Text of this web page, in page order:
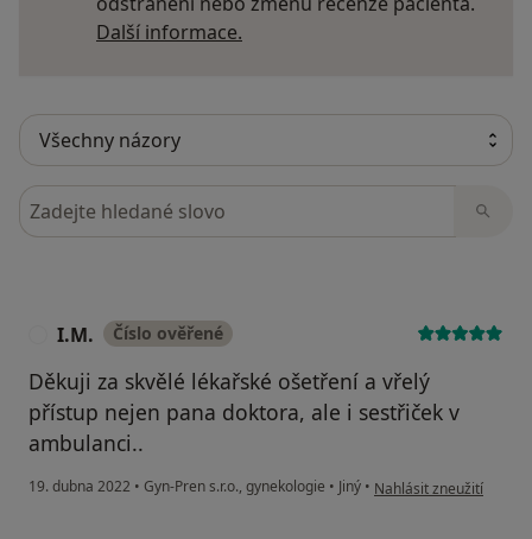
Další informace.
Hledejte v názorech
I.M. Číslo ověřené
Děkuji za skvělé lékařské ošetření a vřelý
přístup nejen pana doktora, ale i sestřiček v
ambulanci..
19. dubna 2022 • Gyn-Pren s.r.o., gynekologie • Jiný • podle názoru uživatele
Nahlásit zneužití